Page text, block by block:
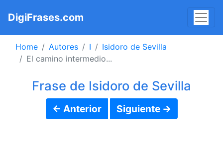
DigiFrases.com
Home Autores I
Isidoro de Sevilla
El camino intermedio...
Frase de Isidoro de Sevilla
← Anterior Siguiente →